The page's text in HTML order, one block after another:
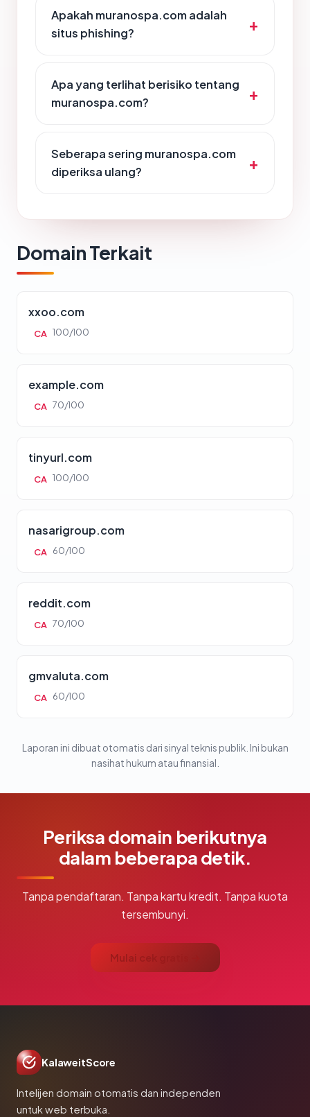
Apakah muranospa.com adalah
situs phishing?
Apa yang terlihat berisiko tentang
muranospa.com?
Seberapa sering muranospa.com
diperiksa ulang?
Domain Terkait
xxoo.com
CA 100/100
example.com
CA 70/100
tinyurl.com
CA 100/100
nasarigroup.com
CA 60/100
reddit.com
CA 70/100
gmvaluta.com
CA 60/100
Laporan ini dibuat otomatis dari sinyal teknis publik. Ini bukan
nasihat hukum atau finansial.
Periksa domain berikutnya
dalam beberapa detik.
Tanpa pendaftaran. Tanpa kartu kredit. Tanpa kuota
tersembunyi.
Mulai cek gratis →
KalaweitScore
Intelijen domain otomatis dan independen
untuk web terbuka.